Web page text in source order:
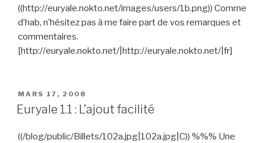
((http://euryale.nokto.net/images/users/1b.png)) Comme
d’hab, n’hésitez pas à me faire part de vos remarques et
commentaires.
[http://euryale.nokto.net/|http://euryale.nokto.net/|fr]
PUBLIÉ
LE
MARS 17, 2008
Euryale 1.1 : L’ajout facilité
((/blog/public/Billets/102a.jpg|102a.jpg|C)) %%% Une